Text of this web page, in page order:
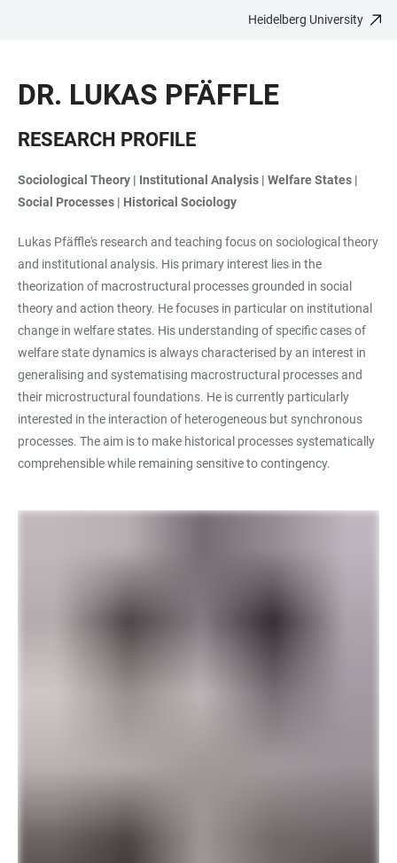
CONTENT
Heidelberg University
DR. LUKAS PFÄFFLE
RESEARCH PROFILE
Sociological Theory | Institutional Analysis | Welfare States |
Social Processes | Historical Sociology
Lukas Pfäffle's research and teaching focus on sociological theory
and institutional analysis. His primary interest lies in the
theorization of macrostructural processes grounded in social
theory and action theory. He focuses in particular on institutional
change in welfare states. His understanding of specific cases of
welfare state dynamics is always characterised by an interest in
generalising and systematising macrostructural processes and
their microstructural foundations. He is currently particularly
interested in the interaction of heterogeneous but synchronous
processes. The aim is to make historical processes systematically
comprehensible while remaining sensitive to contingency.